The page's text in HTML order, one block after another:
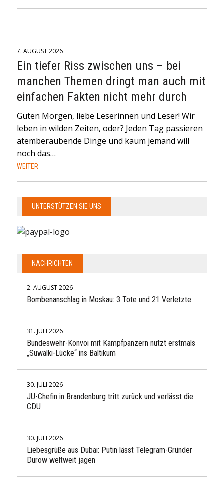
7. AUGUST 2026
Ein tiefer Riss zwischen uns – bei
manchen Themen dringt man auch mit
einfachen Fakten nicht mehr durch
Guten Morgen, liebe Leserinnen und Leser! Wir
leben in wilden Zeiten, oder? Jeden Tag passieren
atemberaubende Dinge und kaum jemand will
noch das…
WEITER
UNTERSTÜTZEN SIE UNS
NACHRICHTEN
2. AUGUST 2026
Bombenanschlag in Moskau: 3 Tote und 21 Verletzte
31. JULI 2026
Bundeswehr-Konvoi mit Kampfpanzern nutzt erstmals
„Suwalki-Lücke“ ins Baltikum
30. JULI 2026
JU-Chefin in Brandenburg tritt zurück und verlässt die
CDU
30. JULI 2026
Liebesgrüße aus Dubai: Putin lässt Telegram-Gründer
Durow weltweit jagen